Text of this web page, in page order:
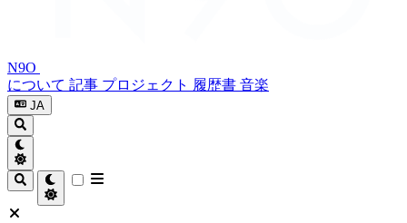
N9O
について 記事 プロジェクト 履歴書 音楽
JA